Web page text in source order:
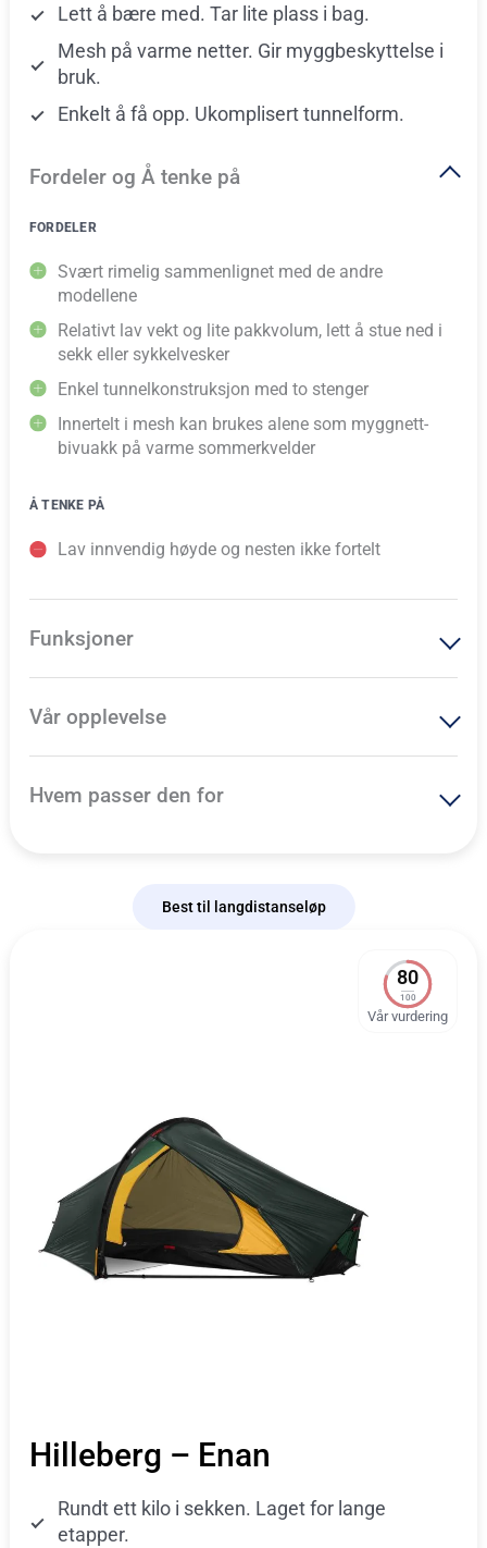
Lett å bære med. Tar lite plass i bag.
Mesh på varme netter. Gir myggbeskyttelse i
bruk.
Enkelt å få opp. Ukomplisert tunnelform.
Fordeler og Å tenke på
FORDELER
Svært rimelig sammenlignet med de andre
modellene
Relativt lav vekt og lite pakkvolum, lett å stue ned i
sekk eller sykkelvesker
Enkel tunnelkonstruksjon med to stenger
Innertelt i mesh kan brukes alene som myggnett-
bivuakk på varme sommerkvelder
Å TENKE PÅ
Lav innvendig høyde og nesten ikke fortelt
Funksjoner
Vår opplevelse
Hvem passer den for
Best til langdistanseløp
80
100
Vår vurdering
Hilleberg – Enan
Rundt ett kilo i sekken. Laget for lange
etapper.